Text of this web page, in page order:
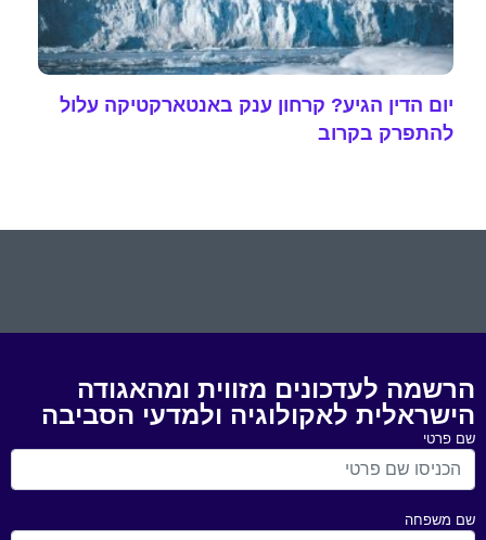
יום הדין הגיע? קרחון ענק באנטארקטיקה עלול
להתפרק בקרוב
הרשמה לעדכונים מזווית ומהאגודה
הישראלית לאקולוגיה ולמדעי הסביבה
שם פרטי
שם משפחה